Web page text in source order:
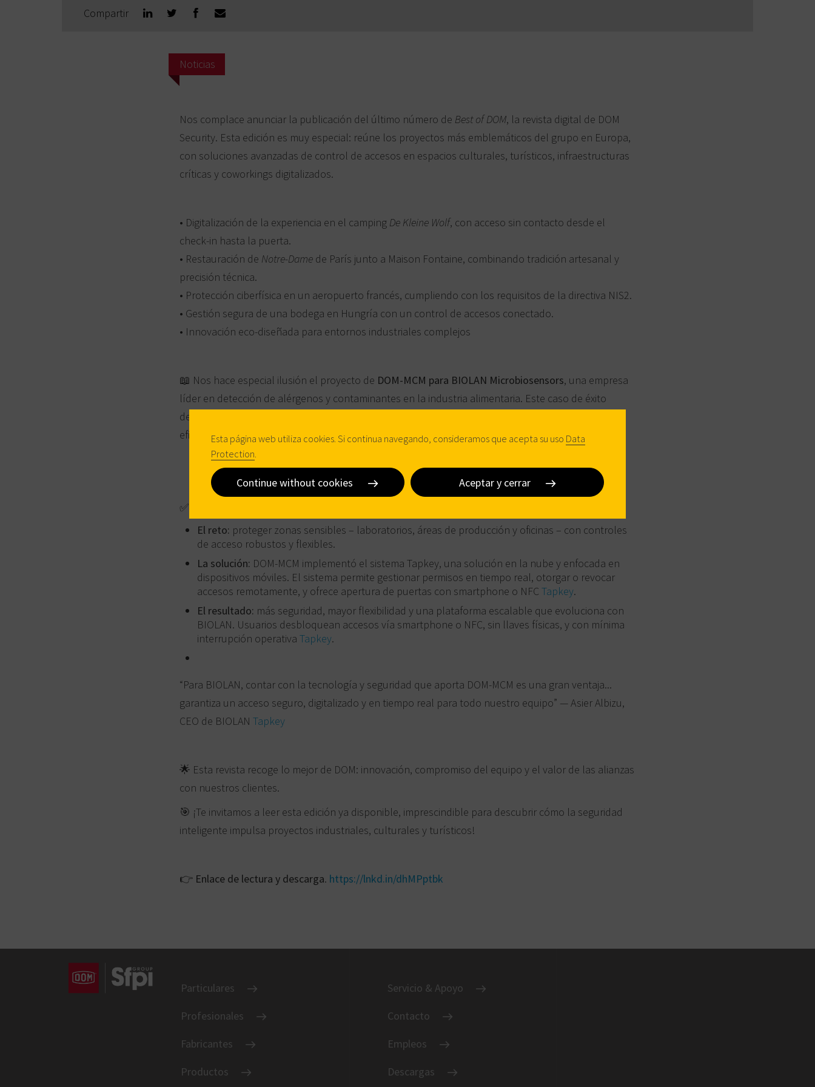
Compartir
Noticias
Nos complace anunciar la publicación del último número de Best of DOM, la revista digital de DOM
Security. Esta edición es muy especial: reúne los proyectos más emblemáticos del grupo en Europa,
con soluciones avanzadas de control de accesos en espacios culturales, turísticos, infraestructuras
críticas y coworkings digitalizados.
• Digitalización de la experiencia en el camping De Kleine Wolf, con acceso sin contacto desde el
check‑in hasta la puerta.
• Restauración de Notre‑Damede París junto a Maison Fontaine, combinando tradición artesanal y
precisión técnica.
• Protección ciberfísica en un aeropuerto francés, cumpliendo con los requisitos de la directiva NIS2.
• Gestión segura de una bodega en Hungría con un control de accesos conectado.
• Innovación eco‑diseñada para entornos industriales complejos
📖 Nos hace especial ilusión el proyecto de DOM‑MCM para BIOLAN Microbiosensors, una empresa
líder en detección de alérgenos y contaminantes en la industria alimentaria. Este caso de éxito
demuestra cómo la seguridad inteligente se adapta al entorno industrial, con una solución real,
eficiente y escalable.
✅Proyecto BIOLAN + Tapkey + DOM‑MCM
El reto: proteger zonas sensibles – laboratorios, áreas de producción y oficinas – con controles
de acceso robustos y flexibles.
La solución: DOM‑MCM implementó el sistema Tapkey, una solución en la nube y enfocada en
dispositivos móviles. El sistema permite gestionar permisos en tiempo real, otorgar o revocar
accesos remotamente, y ofrece apertura de puertas con smartphone o NFC Tapkey.
El resultado: más seguridad, mayor flexibilidad y una plataforma escalable que evoluciona con
BIOLAN. Usuarios desbloquean accesos vía smartphone o NFC, sin llaves físicas, y con mínima
interrupción operativa Tapkey.
“Para BIOLAN, contar con la tecnología y seguridad que aporta DOM‑MCM es una gran ventaja...
garantiza un acceso seguro, digitalizado y en tiempo real para todo nuestro equipo” —Asier Albizu,
CEO de BIOLAN Tapkey
🌟 Esta revista recoge lo mejor de DOM: innovación, compromiso del equipo y el valor de las alianzas
con nuestros clientes.
🎯 ¡Te invitamos a leer esta edición ya disponible, imprescindible para descubrir cómo la seguridad
inteligente impulsa proyectos industriales, culturales y turísticos!
👉Enlace de lectura y descarga. https://lnkd.in/dhMPptbk
Particulares
Profesionales
Fabricantes
Productos
Servicio & Apoyo
Contacto
Empleos
Descargas
Esta página web utiliza cookies. Si continua navegando, consideramos que acepta su uso Data
Protection
Continue without cookies Aceptar y cerrar